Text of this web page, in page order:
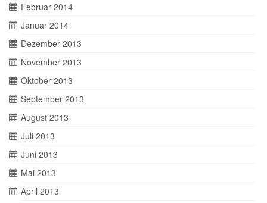
Februar 2014
Januar 2014
Dezember 2013
November 2013
Oktober 2013
September 2013
August 2013
Juli 2013
Juni 2013
Mai 2013
April 2013